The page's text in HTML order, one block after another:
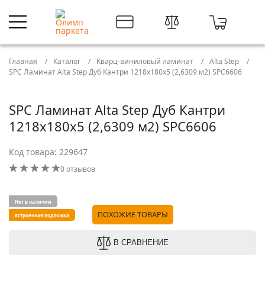
Главная Каталог Кварц-виниловый ламинат
Alta Step
SPC Ламинат Alta Step Дуб Кантри 1218x180x5 (2,6309 м2) SPC6606
SPC Ламинат Alta Step Дуб Кантри
1218x180x5 (2,6309 м2) SPC6606
Код товара: 229647
0 отзывов
Нет в наличии
встроенная подложка ПОХОЖИЕ ТОВАРЫ
В СРАВНЕНИЕ